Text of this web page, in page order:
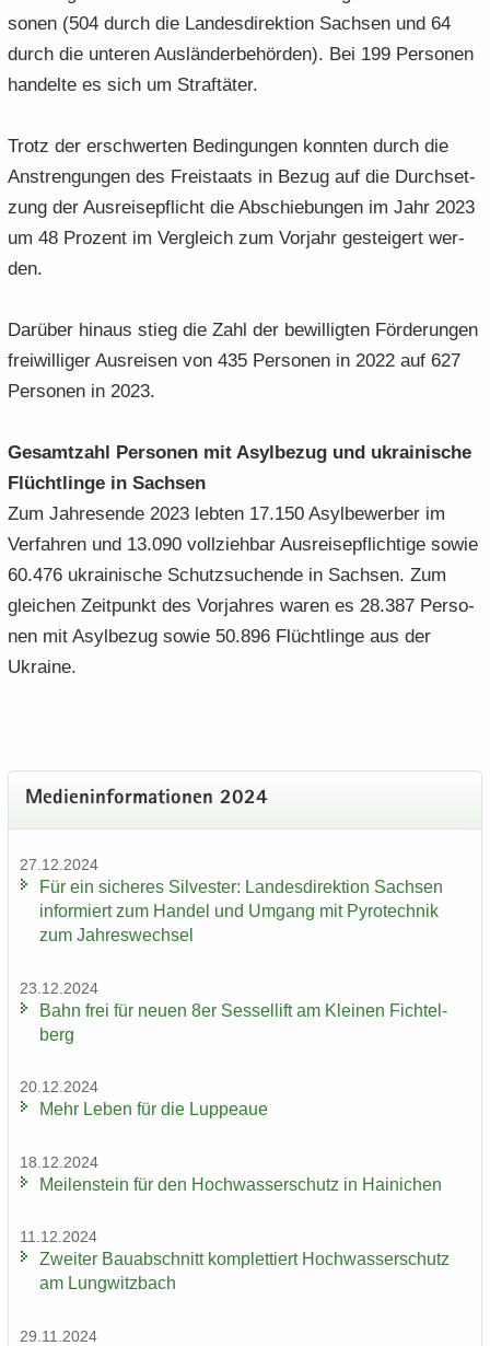
so­nen (504 durch die Lan­des­di­rek­ti­on Sach­sen und 64
durch die un­te­ren Aus­län­der­be­hör­den). Bei 199 Per­so­nen
han­del­te es sich um Straf­tä­ter.
Trotz der er­schwer­ten Be­din­gun­gen konn­ten durch die
An­stren­gun­gen des Frei­staats in Bezug auf die Durch­set­
zung der Aus­rei­se­pflicht die Ab­schie­bun­gen im Jahr 2023
um 48 Pro­zent im Ver­gleich zum Vor­jahr ge­stei­gert wer­
den.
Dar­über hin­aus stieg die Zahl der be­wil­lig­ten För­de­run­gen
frei­wil­li­ger Aus­rei­sen von 435 Per­so­nen in 2022 auf 627
Per­so­nen in 2023.
Ge­samt­zahl Per­so­nen mit Asyl­be­zug und ukrai­ni­sche
Flücht­lin­ge in Sach­sen
Zum Jah­res­en­de 2023 leb­ten 17.150 Asyl­be­wer­ber im
Ver­fah­ren und 13.090 voll­zieh­bar Aus­rei­se­pflich­ti­ge sowie
60.476 ukrai­ni­sche Schutz­su­chen­de in Sach­sen. Zum
glei­chen Zeit­punkt des Vor­jah­res waren es 28.387 Per­so­
nen mit Asyl­be­zug sowie 50.896 Flücht­lin­ge aus der
Ukrai­ne.
Me­di­en­in­for­ma­tio­nen 2024
27.12.2024
Für ein si­che­res Sil­ves­ter: Lan­des­di­rek­ti­on Sach­sen
in­for­miert zum Han­del und Um­gang mit Py­ro­tech­nik
zum Jah­res­wech­sel
23.12.2024
Bahn frei für neuen 8er Ses­sel­lift am Klei­nen Fich­tel­
berg
20.12.2024
Mehr Leben für die Lup­peaue
18.12.2024
Mei­len­stein für den Hoch­was­ser­schutz in Hai­ni­chen
11.12.2024
Zwei­ter Bau­ab­schnitt kom­plet­tiert Hoch­was­ser­schutz
am Lung­witz­bach
29.11.2024